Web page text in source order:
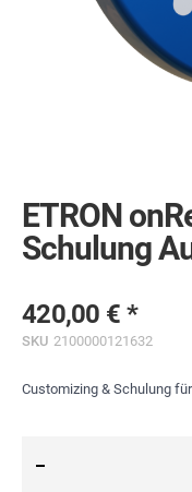
beginning
of
the
ETRON
Schulung
420,00 €
SKU 2100000121632
Customizing & Schulung